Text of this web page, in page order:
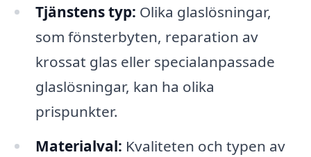
Tjänstens typ: Olika glaslösningar,
som fönsterbyten, reparation av
krossat glas eller specialanpassade
glaslösningar, kan ha olika
prispunkter.
Materialval: Kvaliteten och typen av